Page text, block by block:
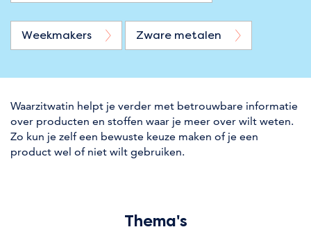
Weekmakers Zware metalen
Waarzitwatin helpt je verder met betrouwbare informatie
over producten en stoffen waar je meer over wilt weten.
Zo kun je zelf een bewuste keuze maken of je een
product wel of niet wilt gebruiken.
Thema's